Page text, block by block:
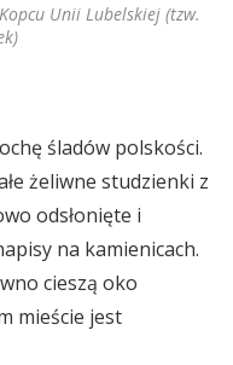
Unii Lubelskiej (tzw.
śladów polskości.
żeliwne studzienki z
odsłonięte i
na kamienicach.
cieszą oko
mieście jest